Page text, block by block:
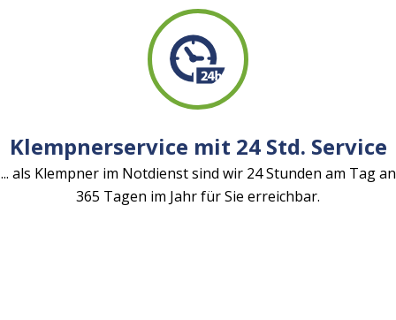
Klempnerservice mit 24 Std. Service
... als Klempner im Notdienst sind wir 24 Stunden am Tag an
365 Tagen im Jahr für Sie erreichbar.